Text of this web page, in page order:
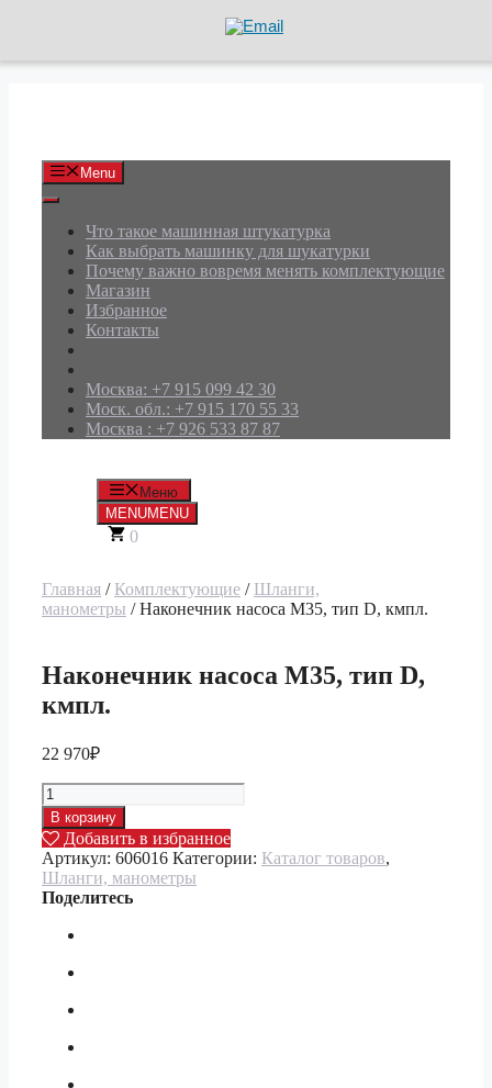
Menu
Что такое машинная штукатурка
Как выбрать машинку для шукатурки
Почему важно вовремя менять комплектующие
Магазин
Избранное
Контакты
Москва: +7 915 099 42 30
Моск. обл.: +7 915 170 55 33
Москва : +7 926 533 87 87
Меню
MENUMENU
0
Главная / Комплектующие / Шланги,
манометры / Наконечник насоса M35, тип D, кмпл.
Наконечник насоса M35, тип D,
кмпл.
22 970₽
Количество
товара
Наконечник
насоса
M35,
тип
кмпл.
В корзину
Добавить в избранное
Артикул: 606016 Категории: Каталог товаров,
Шланги, манометры
Поделитесь